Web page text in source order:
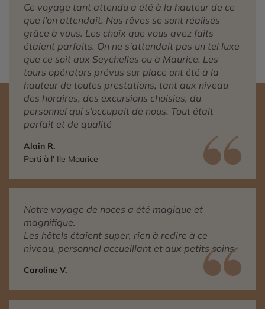
Ce voyage tant attendu a été à la hauteur de ce
que l’on attendait. Nos rêves se sont réalisés
grâce à vous. Les choix que vous avez faits
étaient parfaits. On ne s’attendait pas un tel luxe
que ce soit aux Seychelles ou à Maurice. Les
tours opérators prévus sur place ont été à la
hauteur de toutes prestations, tant aux niveau
des horaires, des excursions choisies, du
personnel qui s’occupait de nous. Tout était
parfait et de qualité
Alain R.
Parti à l' Ile Maurice
Notre voyage de noces a été magique et
magnifique.
Les hôtels étaient super, rien à redire à ce
niveau, personnel accueillant et aux petits soins.
Caroline V.